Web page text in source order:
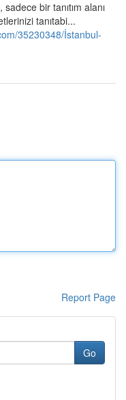
bir tanıtım alanı
tanıtabi...
35230348/İstanbul-
Report Page
Go